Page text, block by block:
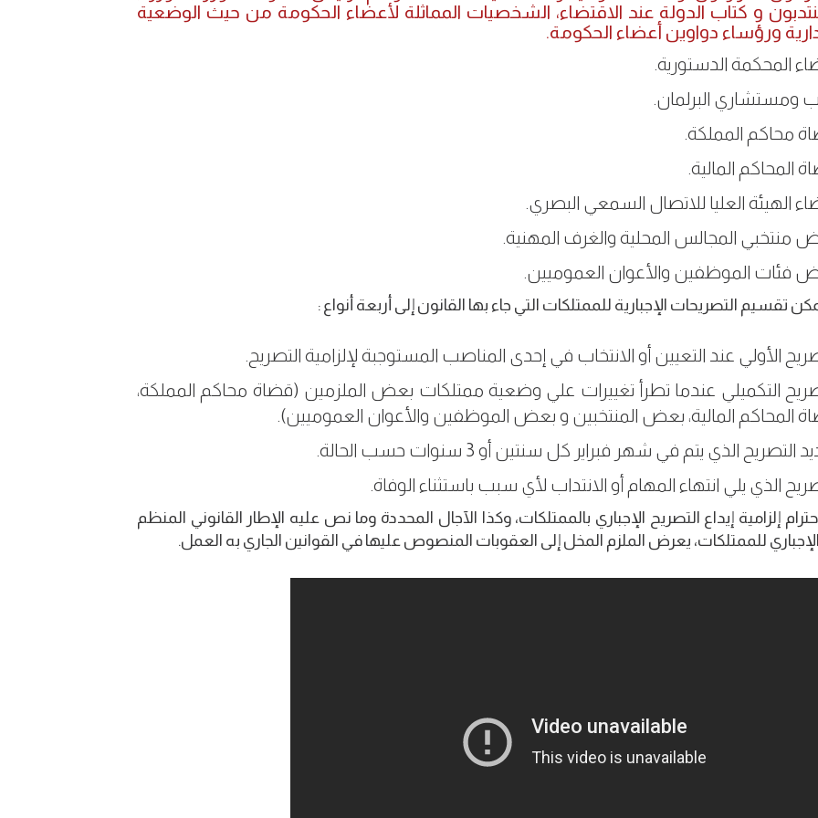
و كتاب الدولة عند الاقتضاء، الشخصيات المماثلة لأعضاء الحكومة من حيث الوضعية
ورؤساء دواوين أعضاء الحكومة.
المحكمة الدستورية.
ومستشاري البرلمان.
محاكم المملكة.
المحاكم المالية.
الهيئة العليا للاتصال السمعي البصري.
منتخبي المجالس المحلية والغرف المهنية.
فئات الموظفين والأعوان العموميين.
تقسيم التصريحات الإجبارية للممتلكات التي جاء بها القانون إلى أربعة أنواع :
الأولي عند التعيين أو الانتخاب في إحدى المناصب المستوجبة لإلزامية التصريح.
التكميلي عندما تطرأ تغييرات علي وضعية ممتلكات بعض الملزمين (قضاة محاكم المملكة،
المحاكم المالية، بعض المنتخبين و بعض الموظفين والأعوان العموميين).
التصريح الذي يتم في شهر فبراير كل سنتين أو 3 سنوات حسب الحالة.
الذي يلي انتهاء المهام أو الانتداب لأي سبب باستثناء الوفاة.
إلزامية إيداع التصريح الإجباري بالممتلكات، وكذا الآجال المحددة وما نص عليه الإطار القانوني المنظم
للممتلكات، يعرض الملزم المخل إلى العقوبات المنصوص عليها في القوانين الجاري به العمل.